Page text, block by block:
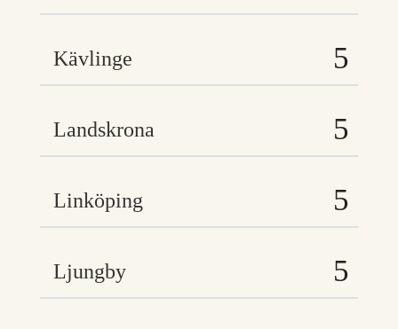
Kävlinge
Landskrona
Linköping
Ljungby